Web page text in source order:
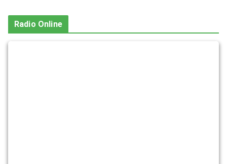
Radio Online